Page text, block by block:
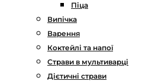
Піца
Випічка
Варення
Коктейлі та напої
Страви в мультиварці
Дієтичні страви